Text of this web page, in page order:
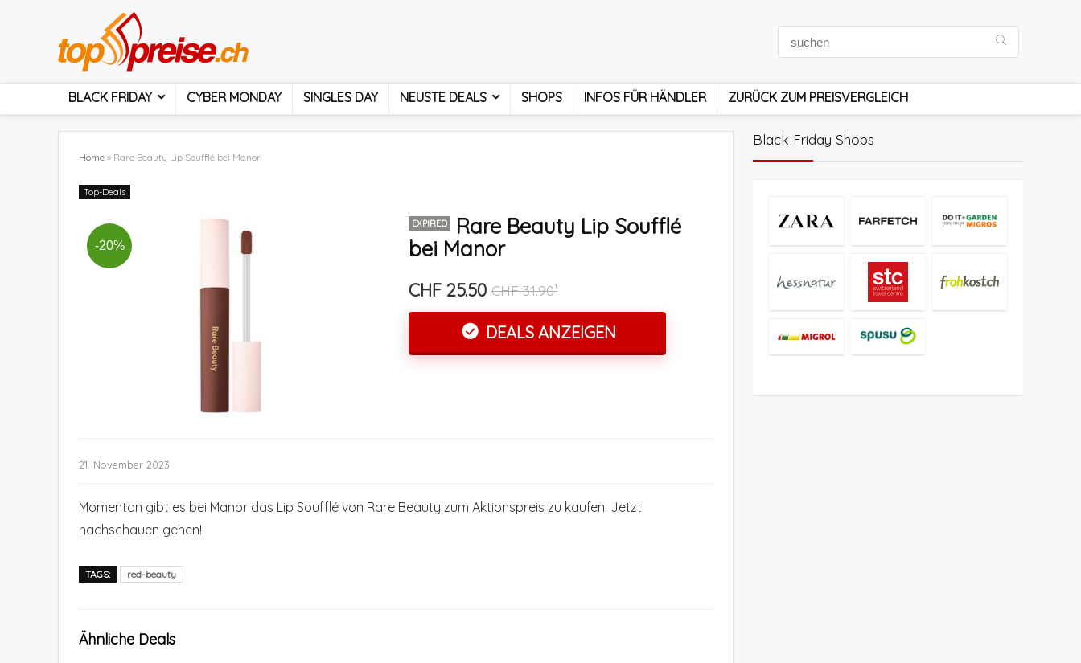
BLACK FRIDAY CYBER MONDAY SINGLES DAY NEUSTE DEALS SHOPS INFOS FÜR HÄNDLER ZURÜCK ZUM PREISVERGLEICH
Home » Rare Beauty Lip Soufflé bei Manor
Top-Deals
-20%
EXPIRED
Rare Beauty Lip Soufflé
bei Manor
CHF 25.50 CHF 31.90¹
DEALS ANZEIGEN
21. November 2023
Momentan gibt es bei Manor das Lip Soufflé von Rare Beauty zum Aktionspreis zu kaufen. Jetzt
nachschauen gehen!
TAGS: red-beauty
Ähnliche Deals
Black Friday Shops